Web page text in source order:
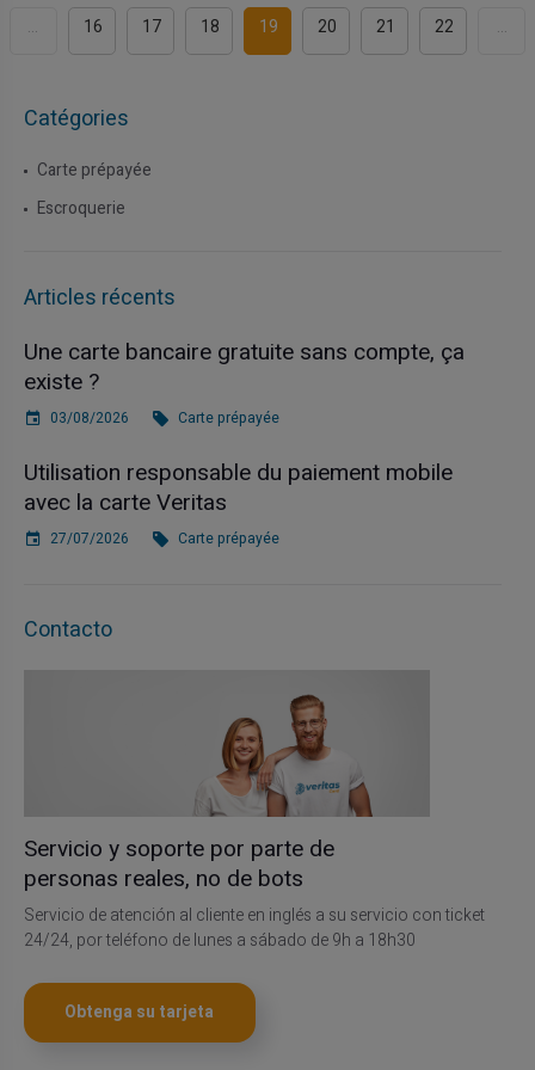
... 16 17 18 19 20 21 22 ...
Catégories
Carte prépayée
Escroquerie
Articles récents
Une carte bancaire gratuite sans compte, ça
existe ?
03/08/2026 Carte prépayée
Utilisation responsable du paiement mobile
avec la carte Veritas
27/07/2026 Carte prépayée
Contacto
Servicio y soporte por parte de
personas reales, no de bots
Servicio de atención al cliente en inglés a su servicio con ticket
24/24, por teléfono de lunes a sábado de 9h a 18h30
Obtenga su tarjeta